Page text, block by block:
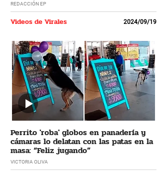
REDACCIÓN EP
Videos de Virales 2024/09/19
Perrito 'roba' globos en panadería y
cámaras lo delatan con las patas en la
masa: “Feliz jugando”
VICTORIA OLIVA